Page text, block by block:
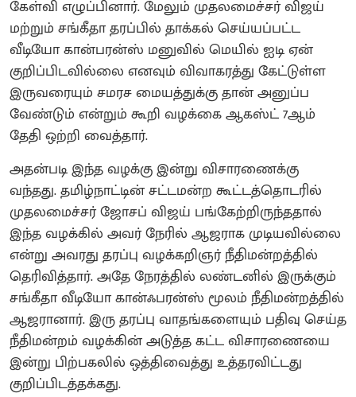
கேள்வி எழுப்பினார். மேலும் முதலமைச்சர் விஜய்
மற்றும் சங்கீதா தரப்பில் தாக்கல் செய்யப்பட்ட
வீடியோ கான்பரன்ஸ் மனுவில் மெயில் ஐடி ஏன்
குறிப்பிடவில்லை எனவும் விவாகரத்து கேட்டுள்ள
இருவரையும் சமரச மையத்துக்கு தான் அனுப்ப
வேண்டும் என்றும் கூறி வழக்கை ஆகஸ்ட் 7ஆம்
தேதி ஒற்றி வைத்தார்.
அதன்படி இந்த வழக்கு இன்று விசாரணைக்கு
வந்தது. தமிழ்நாட்டின் சட்டமன்ற கூட்டத்தொடரில்
முதலமைச்சர் ஜோசப் விஜய் பங்கேற்றிருந்ததால்
இந்த வழக்கில் அவர் நேரில் ஆஜராக முடியவில்லை
என்று அவரது தரப்பு வழக்கறிஞர் நீதிமன்றத்தில்
தெரிவித்தார். அதே நேரத்தில் லண்டனில் இருக்கும்
சங்கீதா வீடியோ கான்ஃபரன்ஸ் மூலம் நீதிமன்றத்தில்
ஆஜரானார். இரு தரப்பு வாதங்களையும் பதிவு செய்த
நீதிமன்றம் வழக்கின் அடுத்த கட்ட விசாரணையை
இன்று பிற்பகலில் ஒத்திவைத்து உத்தரவிட்டது
குறிப்பிடத்தக்கது.